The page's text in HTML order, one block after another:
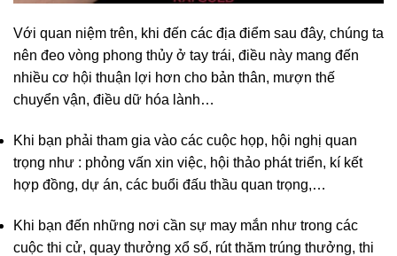
Với quan niệm trên, khi đến các địa điểm sau đây, chúng ta
nên đeo vòng phong thủy ở tay trái, điều này mang đến
nhiều cơ hội thuận lợi hơn cho bản thân, mượn thế
chuyển vận, điều dữ hóa lành…
Khi bạn phải tham gia vào các cuộc họp, hội nghị quan
trọng như : phỏng vấn xin việc, hội thảo phát triển, kí kết
hợp đồng, dự án, các buổi đấu thầu quan trọng,…
Khi bạn đến những nơi cần sự may mắn như trong các
cuộc thi cử, quay thưởng xổ số, rút thăm trúng thưởng, thi